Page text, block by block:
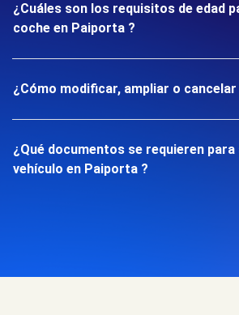
¿Cuáles son los requisitos de edad
coche en Paiporta ?
¿Cómo modificar, ampliar o
¿Qué documentos se requieren para
vehículo en Paiporta ?